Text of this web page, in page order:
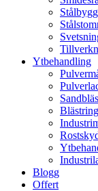
Ytbehandling
Blästring
Blogg
Offert